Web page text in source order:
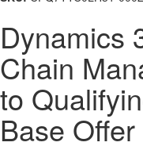
Dynamics
Chain
to
Base Offer